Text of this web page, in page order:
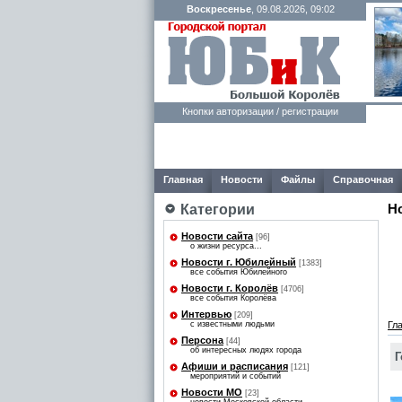
Воскресенье, 09.08.2026, 09:02
Кнопки авторизации / регистрации
Главная Новости Файлы Справочная
Категории
Новости сайта [96]
о жизни ресурса...
Новости г. Юбилейный [1383]
все события Юбилейного
Новости г. Королёв [4706]
все события Королёва
Интервью [209]
с известными людьми
Персона [44]
об интересных людях города
Афиши и расписания [121]
мероприятий и событий
Новости МО [23]